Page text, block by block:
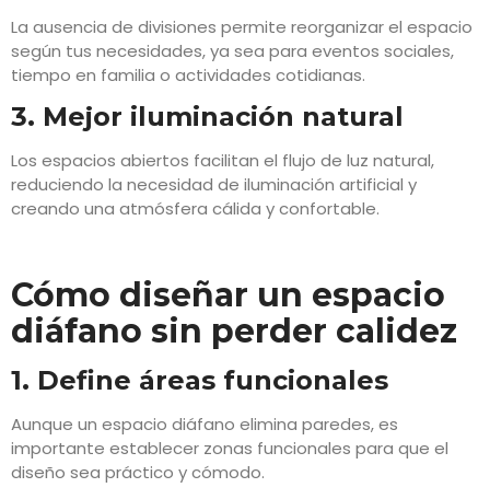
La ausencia de divisiones permite reorganizar el espacio
según tus necesidades, ya sea para eventos sociales,
tiempo en familia o actividades cotidianas.
3. Mejor iluminación natural
Los espacios abiertos facilitan el flujo de luz natural,
reduciendo la necesidad de iluminación artificial y
creando una atmósfera cálida y confortable.
Cómo diseñar un espacio
diáfano sin perder calidez
1. Define áreas funcionales
Aunque un espacio diáfano elimina paredes, es
importante establecer zonas funcionales para que el
diseño sea práctico y cómodo.